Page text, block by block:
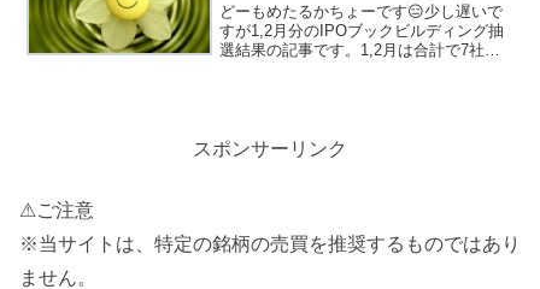
どーもめたるかちょーです😑少し遅いで
すが1,2月分のIPOブックビルディング抽
選結果の記事です。1,2月は合計で7社の
スポンサーリンク
⚠ご注意
※当サイトは、特定の銘柄の売買を推奨するものではあり
ません。